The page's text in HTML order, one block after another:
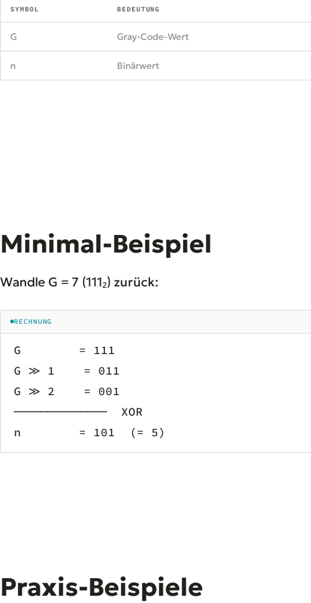
SYMBOL BEDEUTUNG
G Gray-Code-Wert
n Binärwert
Minimal-Beispiel
Wandle G = 7 (111₂) zurück:
RECHNUNG
G        = 111
G ≫ 1    = 011
G ≫ 2    = 001
──────────────  XOR
n        = 101  (= 5)
Praxis-Beispiele